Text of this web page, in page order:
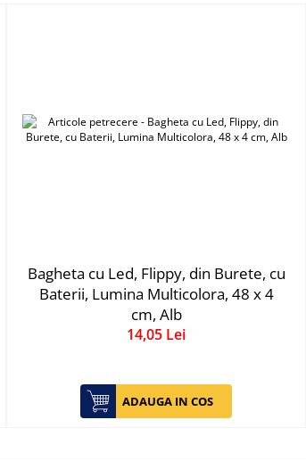
Bagheta cu Led, Flippy, din Burete, cu
Baterii, Lumina Multicolora, 48 x 4
cm, Alb
14,05 Lei
ADAUGA IN COS